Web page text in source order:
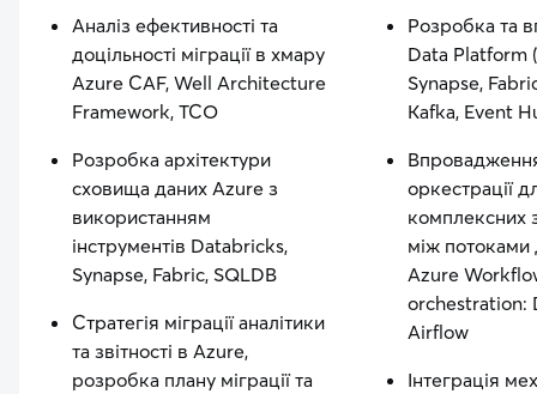
Аналіз ефективності та
доцільності міграції в хмару
Azure CAF, Well Architecture
Framework, TCO
Розробка архітектури
сховища даних Azure з
використанням
інструментів Databricks,
Synapse, Fabric, SQLDB
Стратегія міграції аналітики
та звітності в Azure,
розробка плану міграції та
Розробка та
Data Platform
Synapse,
Kafka, Event
оркестрації
комплексних
між
Azure
orchestration:
Airflow
Інтеграція